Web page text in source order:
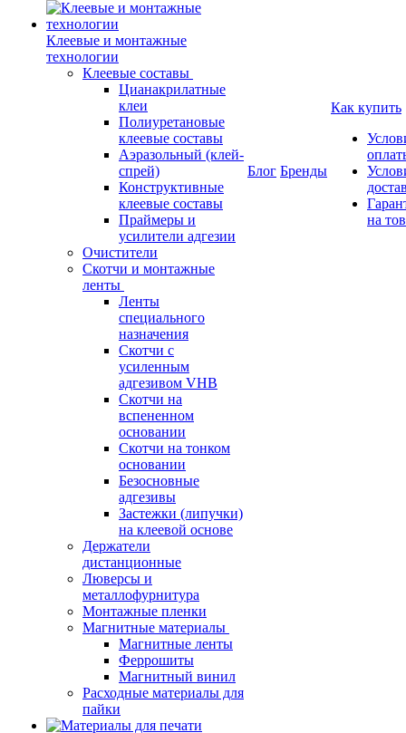
Клеевые и монтажные
технологии
Клеевые составы
Цианакрилатные
клеи
Полиуретановые
клеевые составы
Аэразольный (клей-
спрей)
Конструктивные
клеевые составы
Праймеры и
усилители адгезии
Очистители
Скотчи и монтажные
ленты
Ленты
специального
назначения
Скотчи с
усиленным
адгезивом VHB
Скотчи на
вспененном
основании
Скотчи на тонком
основании
Безосновные
адгезивы
Застежки (липучки)
на клеевой основе
Держатели
дистанционные
Люверсы и
металлофурнитура
Монтажные пленки
Магнитные материалы
Магнитные ленты
Феррошиты
Магнитный винил
Расходные материалы для
пайки
Блог Бренды
Как купить
на